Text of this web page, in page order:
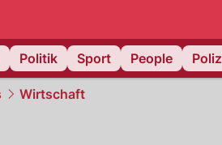
Politik Sport People
Wirtschaft